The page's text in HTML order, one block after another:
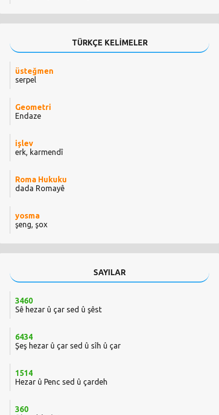
TÜRKÇE KELİMELER
üsteğmen
serpel
Geometri
Endaze
işlev
erk, karmendî
Roma Hukuku
dada Romayê
yosma
şeng, şox
SAYILAR
3460
Sê hezar û çar sed û şêst
6434
Şeş hezar û çar sed û sîh û çar
1514
Hezar û Penc sed û çardeh
360